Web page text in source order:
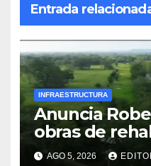
Entrada
INFRAESTRUCTURA
Anuncia
obras de
carretera en
AGO 5, 2026